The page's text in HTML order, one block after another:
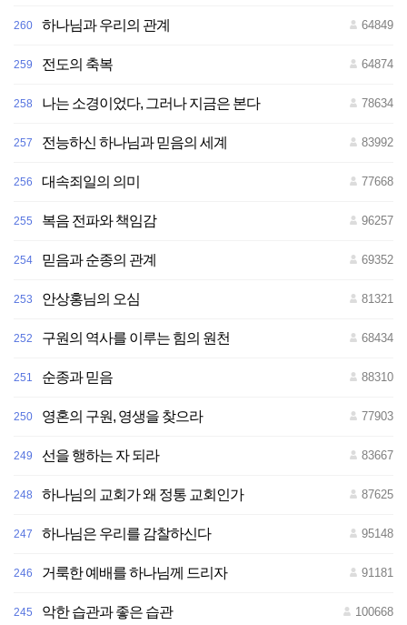
260 하나님과 우리의 관계 64849
259 전도의 축복 64874
258 나는 소경이었다, 그러나 지금은 본다 78634
257 전능하신 하나님과 믿음의 세계 83992
256 대속죄일의 의미 77668
255 복음 전파와 책임감 96257
254 믿음과 순종의 관계 69352
253 안상홍님의 오심 81321
252 구원의 역사를 이루는 힘의 원천 68434
251 순종과 믿음 88310
250 영혼의 구원, 영생을 찾으라 77903
249 선을 행하는 자 되라 83667
248 하나님의 교회가 왜 정통 교회인가 87625
247 하나님은 우리를 감찰하신다 95148
246 거룩한 예배를 하나님께 드리자 91181
245 악한 습관과 좋은 습관 100668